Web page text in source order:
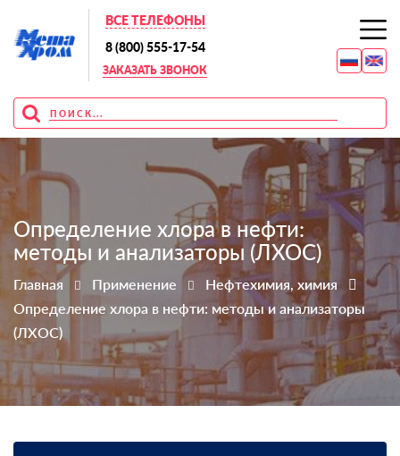
ВСЕ ТЕЛЕФОНЫ
8 (800) 555-17-54
ЗАКАЗАТЬ ЗВОНОК
Определение хлора в нефти:
методы и анализаторы (ЛХОС)
Главная Применение
Нефтехимия, химия
Определение хлора в нефти: методы и анализаторы
(ЛХОС)